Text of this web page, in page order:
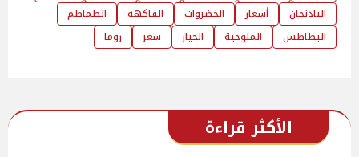
الباذنجان
أسعار الخضروات الفاكهه
الطماطم
البطاطس
الملوخية الخيار سعر روما
الأكثر قراءة